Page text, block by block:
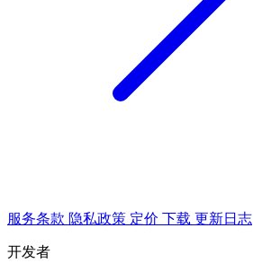
服务条款 隐私政策 定价 下载 更新日志
开发者